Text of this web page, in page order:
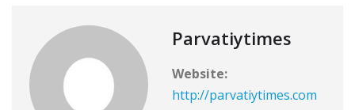
Parvatiytimes
Website:
http://parvatiytimes.com